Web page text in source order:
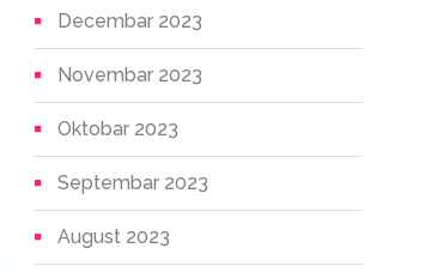
Decembar 2023
Novembar 2023
Oktobar 2023
Septembar 2023
August 2023